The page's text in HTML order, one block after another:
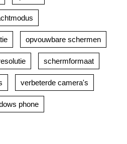
opvouwbare schermen
schermformaat
verbeterde camera's
phone